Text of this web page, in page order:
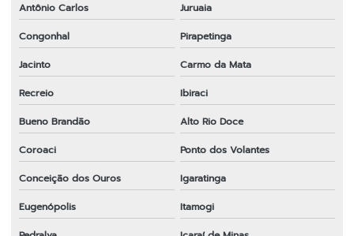
Antônio Carlos
Juruaia
Congonhal
Pirapetinga
Jacinto
Carmo da Mata
Recreio
Ibiraci
Bueno Brandão
Alto Rio Doce
Coroaci
Ponto dos Volantes
Conceição dos Ouros
Igaratinga
Eugenópolis
Itamogi